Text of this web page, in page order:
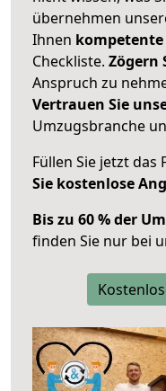
übernehmen
Ihnen
Checkliste. Zögern
Anspruch zu
Vertrauen Sie
Umzugsbranche
Füllen Sie jetzt das
Sie kostenlose
Bis zu 60 % der
finden Sie nur bei